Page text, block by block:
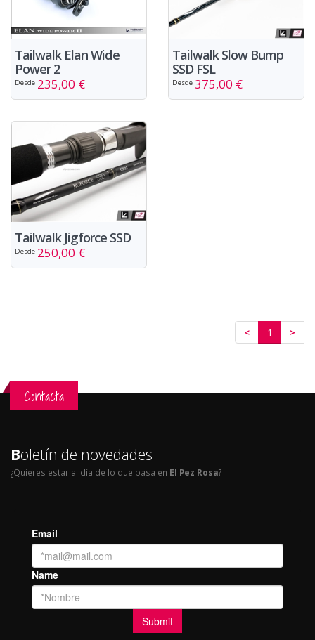
Tailwalk Elan Wide
Power 2
Desde 235,00 €
Tailwalk Slow Bump
SSD FSL
Desde 375,00 €
Tailwalk Jigforce SSD
Desde 250,00 €
< 1 >
Contacta
Boletín de novedades
¿Quieres estar al día de lo que pasa en El Pez Rosa?